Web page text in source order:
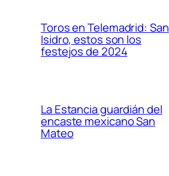
Toros en Telemadrid: San
Isidro, estos son los
festejos de 2024
La Estancia guardián del
encaste mexicano San
Mateo